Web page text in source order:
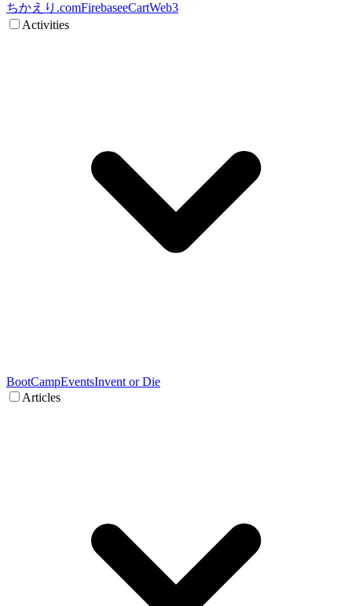
ちかえり.comFirebaseeCartWeb3
Activities
BootCampEventsInvent or Die
Articles